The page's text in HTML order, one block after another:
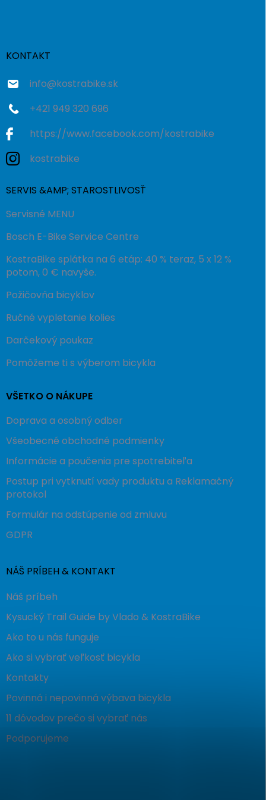
KONTAKT
info@kostrabike.sk
+421 949 320 696
https://www.facebook.com/kostrabike
kostrabike
SERVIS &AMP; STAROSTLIVOSŤ
Servisné MENU
Bosch E-Bike Service Centre
KostraBike splátka na 6 etáp: 40 % teraz, 5 x 12 %
potom, 0 € navyše.
Požičovňa bicyklov
Ručné vypletanie kolies
Darčekový poukaz
Pomôžeme ti s výberom bicykla
VŠETKO O NÁKUPE
Doprava a osobný odber
Všeobecné obchodné podmienky
Informácie a poučenia pre spotrebiteľa
Postup pri vytknutí vady produktu a Reklamačný
protokol
Formulár na odstúpenie od zmluvu
GDPR
NÁŠ PRÍBEH & KONTAKT
Náš príbeh
Kysucký Trail Guide by Vlado & KostraBike
Ako to u nás funguje
Ako si vybrať veľkosť bicykla
Kontakty
Povinná i nepovinná výbava bicykla
11 dôvodov prečo si vybrať nás
Podporujeme